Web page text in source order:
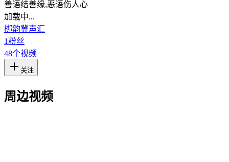
善语结善缘,恶语伤人心
加载中...
梆韵冀声汇
1粉丝
48个视频
关注
周边视频